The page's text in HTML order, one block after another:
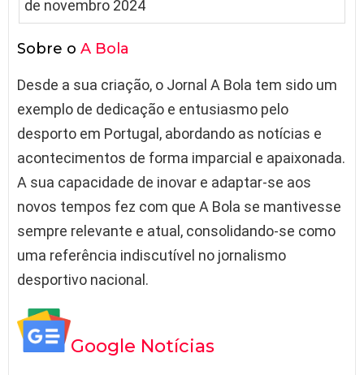
Sobre o A Bola
Desde a sua criação, o Jornal A Bola tem sido um
exemplo de dedicação e entusiasmo pelo
desporto em Portugal, abordando as notícias e
acontecimentos de forma imparcial e apaixonada.
A sua capacidade de inovar e adaptar-se aos
novos tempos fez com que A Bola se mantivesse
sempre relevante e atual, consolidando-se como
uma referência indiscutível no jornalismo
desportivo nacional.
Google Notícias